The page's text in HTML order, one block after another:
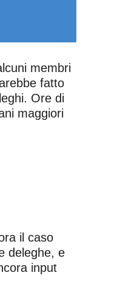
membri
fatto
Ore di
maggiori
il caso
deleghe, e
input